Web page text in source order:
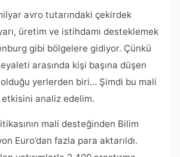
avro tutarındaki çekirdek
üretim ve istihdamı desteklemek
gibi bölgelere gidiyor. Çünkü
arasında kişi başına düşen
yerlerden biri… Şimdi bu mali
analiz edelim.
mali desteğinden Bilim
Euro’dan fazla para aktarıldı.